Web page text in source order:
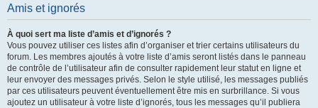
Amis et ignorés
À quoi sert ma liste d’amis et d’ignorés ?
Vous pouvez utiliser ces listes afin d’organiser et trier certains utilisateurs du
forum. Les membres ajoutés à votre liste d’amis seront listés dans le panneau
de contrôle de l’utilisateur afin de consulter rapidement leur statut en ligne et
leur envoyer des messages privés. Selon le style utilisé, les messages publiés
par ces utilisateurs peuvent éventuellement être mis en surbrillance. Si vous
ajoutez un utilisateur à votre liste d’ignorés, tous les messages qu’il publiera